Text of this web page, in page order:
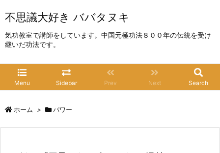
不思議大好き ババタヌキ
気功教室で講師をしています。中国元極功法８００年の伝統を受け
継いだ功法です。
Menu Sidebar Prev Next Search
ホーム > パワー